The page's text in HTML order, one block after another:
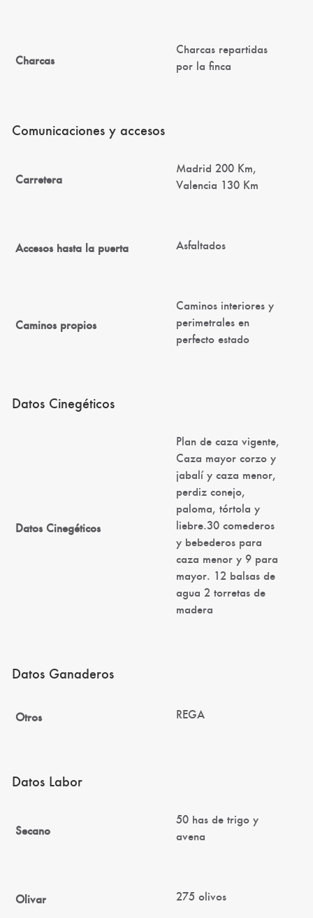
Charcas
Charcas repartidas
por la finca
Comunicaciones y accesos
Carretera
Madrid 200 Km,
Valencia 130 Km
Accesos hasta la puerta Asfaltados
Caminos propios
Caminos interiores y
perimetrales en
perfecto estado
Datos Cinegéticos
Datos Cinegéticos
Plan de caza vigente,
Caza mayor corzo y
jabalí y caza menor,
perdiz conejo,
paloma, tórtola y
liebre.30 comederos
y bebederos para
caza menor y 9 para
mayor. 12 balsas de
agua 2 torretas de
madera
Datos Ganaderos
Otros REGA
Datos Labor
Secano
50 has de trigo y
avena
Olivar 275 olivos